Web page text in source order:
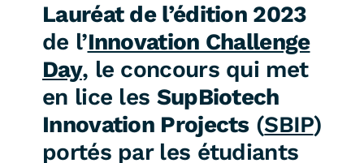
Lauréat de l’édition 2023
de l’Innovation Challenge
Day, le concours qui met
en lice les SupBiotech
Innovation Projects(SBIP)
portés par les étudiants